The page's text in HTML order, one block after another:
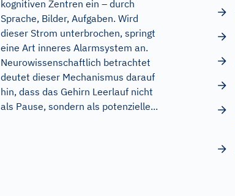
kognitiven Zentren ein – durch
Sprache, Bilder, Aufgaben. Wird
dieser Strom unterbrochen, springt
eine Art inneres Alarmsystem an.
Neurowissenschaftlich betrachtet
deutet dieser Mechanismus darauf
hin, dass das Gehirn Leerlauf nicht
als Pause, sondern als potenzielle...